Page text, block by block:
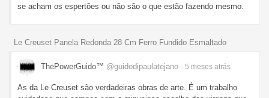
se acham os espertões ou não são o que estão fazendo mesmo.
Le Creuset Panela Redonda 28 Cm Ferro Fundido Esmaltado
ThePowerGuido™ @guidodipaulatejano - 5 meses atrás
As da Le Creuset são verdadeiras obras de arte. É um trabalho